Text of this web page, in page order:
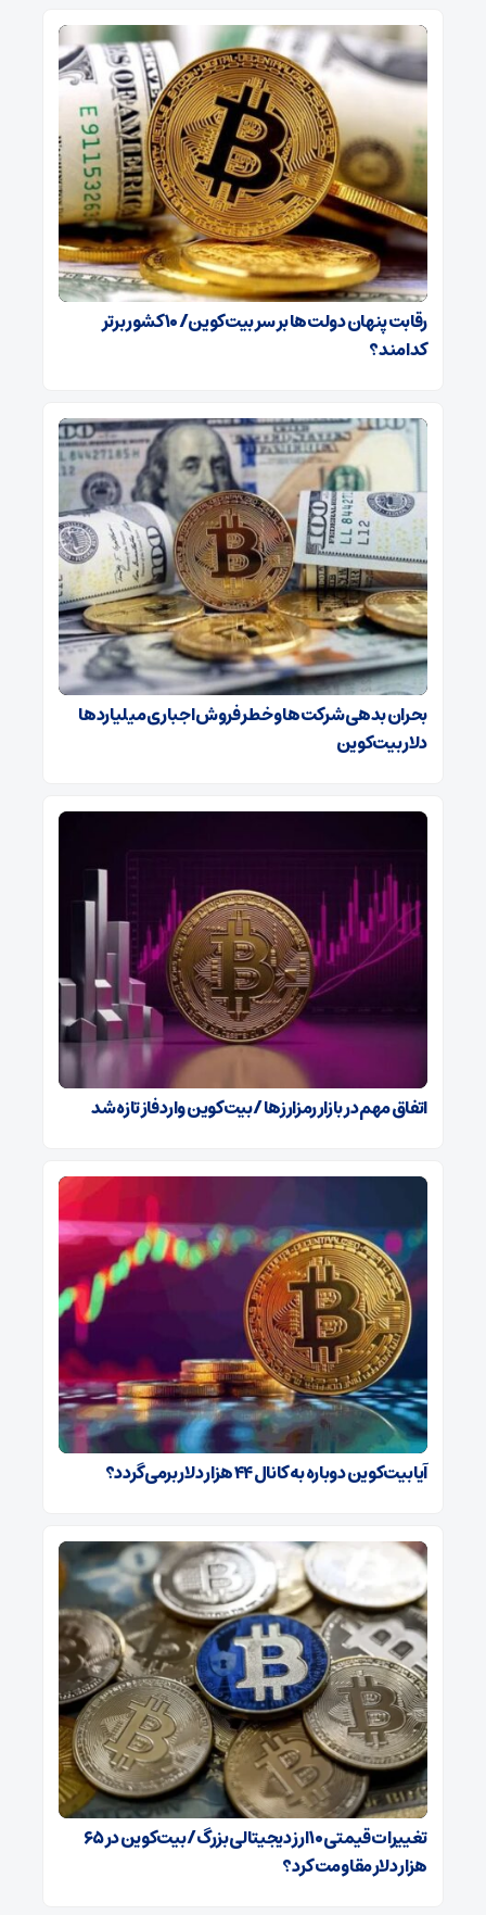
رقابت پنهان دولت‌ها بر سر بیت‌کوین/ ۱۰ کشور برتر
کدامند؟
بحران بدهی شرکت‌ها و خطر فروش اجباری میلیاردها
دلار بیت‌کوین
اتفاق مهم در بازار رمزارزها / بیت‌کوین وارد فاز تازه شد
آیا بیت‌کوین دوباره به کانال ۴۴ هزار دلار برمی‌گردد؟
تغییرات قیمتی ۱۰ ارز دیجیتالی بزرگ/ بیت‌کوین در ۶۵
هزار دلار مقاومت کرد؟